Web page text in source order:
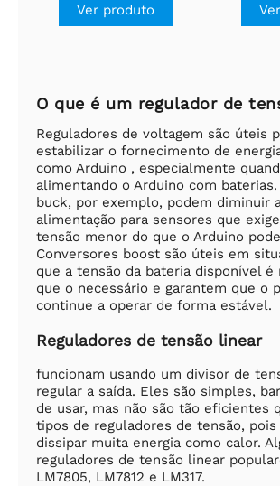
Ver produto
O que é um regulador de
Reguladores de voltagem são úteis
estabilizar o fornecimento de
como Arduino , especialmente
alimentando o Arduino com
buck, por exemplo, podem diminuir
alimentação para sensores que
tensão menor do que o Arduino
Conversores boost são úteis em
que a tensão da bateria disponível é
que o necessário e garantem que o
continue a operar de forma estável.
Reguladores de tensão linear
funcionam usando um divisor de
regular a saída. Eles são simples,
de usar, mas não são tão eficientes
tipos de reguladores de tensão,
dissipar muita energia como calor.
reguladores de tensão linear
LM7805, LM7812 e LM317.